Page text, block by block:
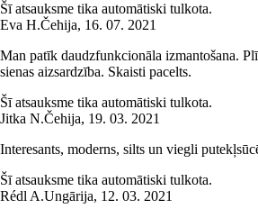
Šī atsauksme tika automātiski tulkota.
Eva H.Čehija, 16. 07. 2021
Man patīk daudzfunkcionāla izmantošana.
sienas aizsardzība. Skaisti pacelts.
Šī atsauksme tika automātiski tulkota.
Jitka N.Čehija, 19. 03. 2021
Interesants, moderns, silts un viegli
Šī atsauksme tika automātiski tulkota.
Rédl A.Ungārija, 12. 03. 2021